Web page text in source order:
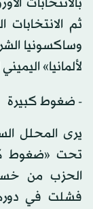
بالانتخابات
ثم الانتخابات
وساكسونيا
لألمانيا»
- ضغوط كبيرة
يرى المحلل
تحت «ضغوط
الحزب من
فشلت في